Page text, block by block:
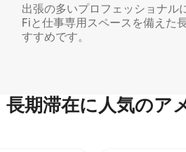
出張の多いプロフェッショナル
Fiと仕事専用スペースを備えた
すすめです。
長期滞在に人気のア